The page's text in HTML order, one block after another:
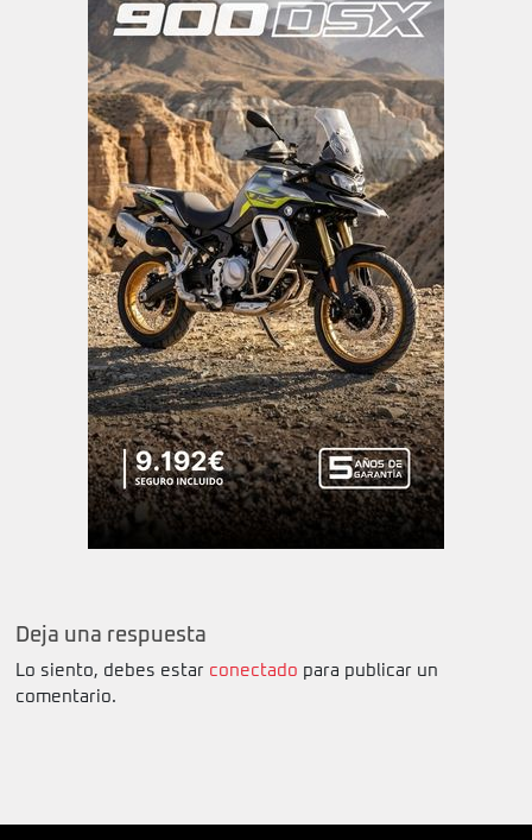
Deja una respuesta
Lo siento, debes estar conectado para publicar un
comentario.